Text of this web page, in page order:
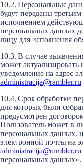
10.2. Персональные
будут переданы
исполнением
персональных данных
лицу для исполнения
10.3. В случае
может актуализировать
уведомление на адрес
administracija@rambler.ru
10.4. Срок обработки
для которых были
предусмотрен
Пользователь может в
персональных данных,
электронной почты на
administracija@rambler.ru
персональных данных».